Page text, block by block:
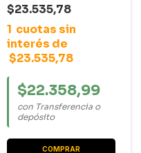
Chevrolet Aveo / Aveo
G3
$23.535,78
1 cuotas sin
interés de
$23.535,78
$22.358,99
con Transferencia o
depósito